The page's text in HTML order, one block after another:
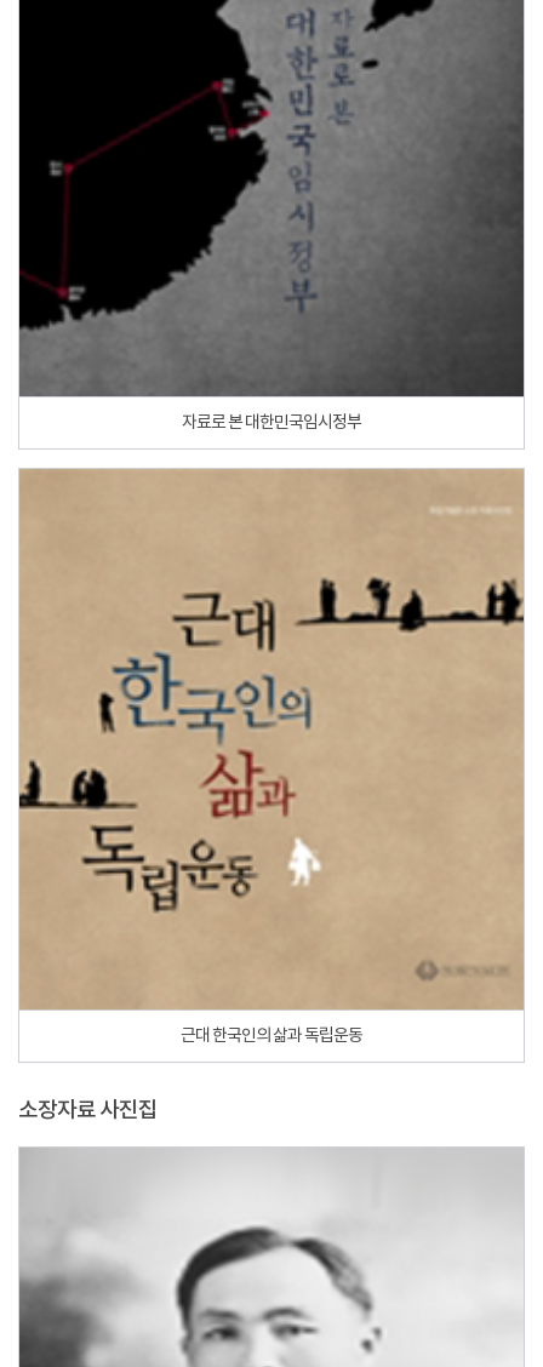
자료로 본 대한민국임시정부
근대 한국인의 삶과 독립운동
소장자료 사진집